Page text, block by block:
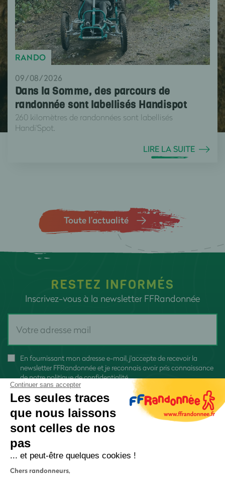
RANDO
09/08/2026
Dans la Somme, des parcours de
randonnée sont labellisés Handispot
260 kilomètres de randonnées sont labellisés
Handi'Spot.
LIRE LA SUITE
Toute l’actualité
RESTEZ INFORMÉS
Inscrivez-vous à la newsletter FFRandonnée
En fournissant mon adresse e-mail, j'accepte de recevoir la
newsletter FFRandonnée et je reconnais avoir pris connaissance
denotre politique de confidentialité
Continuer sans accepter
Les seules traces
que nous laissons
sont celles de nos
pas
... et peut-être quelques cookies !
Chers randonneurs,